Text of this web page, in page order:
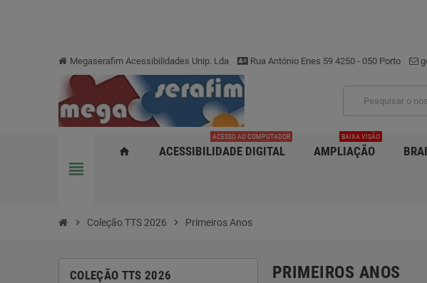
Megaserafim Acessibilidades Unip. Lda Rua António Enes 59 4250 - 050 Porto
view_headline
home ACESSIBILIDADE DIGITAL
ACESSO AO COMPUTADOR
AMPLIAÇÃO
BAIXA VISÃO
chevron_right Coleção TTS 2026 chevron_right Primeiros Anos
COLEÇÃO TTS 2026 PRIMEIROS ANOS